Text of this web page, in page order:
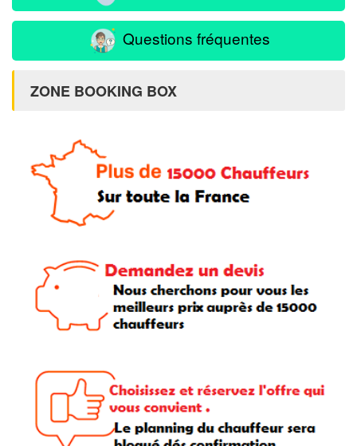
Questions fréquentes
ZONE BOOKING BOX